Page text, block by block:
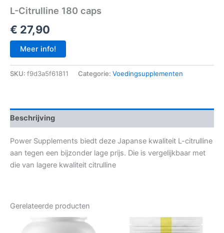
L-Citrulline 180 caps
€ 27,90
Meer info!
SKU: f9d3a5f61811 Categorie: Voedingsupplementen
Beschrijving
Power Supplements biedt deze Japanse kwaliteit L-citrulline
aan tegen een bijzonder lage prijs. Die is vergelijkbaar met
die van lagere kwaliteit citrulline
Gerelateerde producten